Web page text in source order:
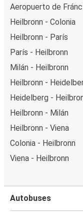
Aeropuerto de
Heilbronn - Colonia
Heilbronn - París
París - Heilbronn
Milán - Heilbronn
Heilbronn -
Heidelberg -
Heilbronn - Milán
Heilbronn - Viena
Colonia - Heilbronn
Viena - Heilbronn
Autobuses